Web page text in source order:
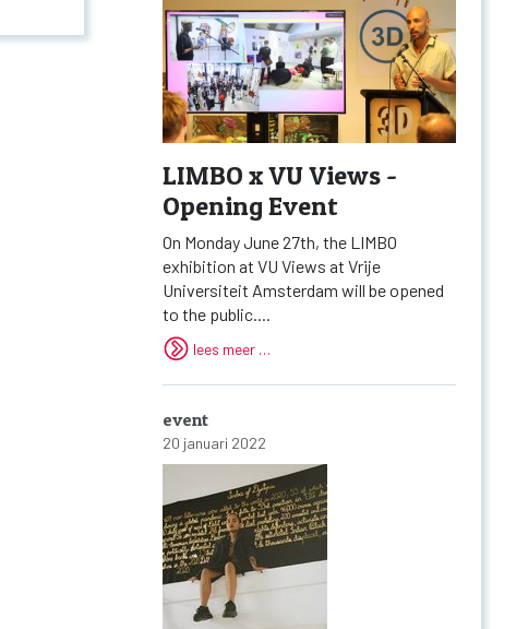
LIMBO x VU Views -
Opening Event
On Monday June 27th, the LIMBO
exhibition at VU Views at Vrije
Universiteit Amsterdam will be opened
to the public....
lees meer …
event
20 januari 2022